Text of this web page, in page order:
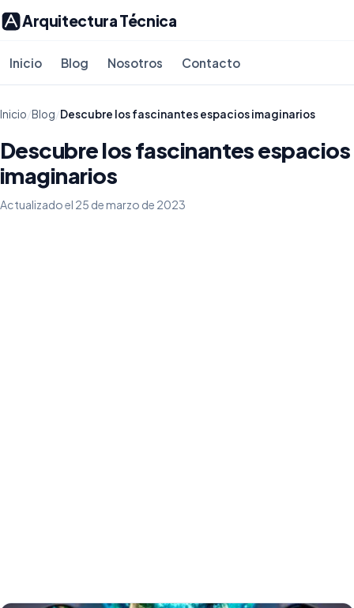
Arquitectura Técnica
Inicio Blog Nosotros Contacto
Inicio/Blog/Descubre los fascinantes espacios imaginarios
Descubre los fascinantes espacios
imaginarios
Actualizado el 25 de marzo de 2023